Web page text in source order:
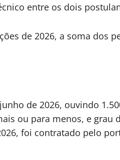
entre os dois
de 2026, a soma dos
de 2026, ouvindo
ou para menos, e grau
foi contratado pelo